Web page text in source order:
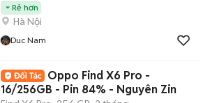
Rẻ hơn
Hà Nội
Duc Nam
Oppo Find X6 Pro -
16/256GB - Pin 84% - Nguyên Zin